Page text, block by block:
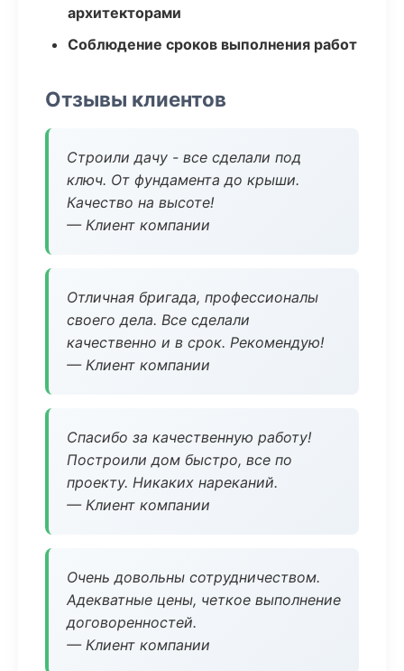
архитекторами
Соблюдение сроков выполнения работ
Отзывы клиентов
Строили дачу - все сделали под
ключ. От фундамента до крыши.
Качество на высоте!
— Клиент компании
Отличная бригада, профессионалы
своего дела. Все сделали
качественно и в срок. Рекомендую!
— Клиент компании
Спасибо за качественную работу!
Построили дом быстро, все по
проекту. Никаких нареканий.
— Клиент компании
Очень довольны сотрудничеством.
Адекватные цены, четкое выполнение
договоренностей.
— Клиент компании